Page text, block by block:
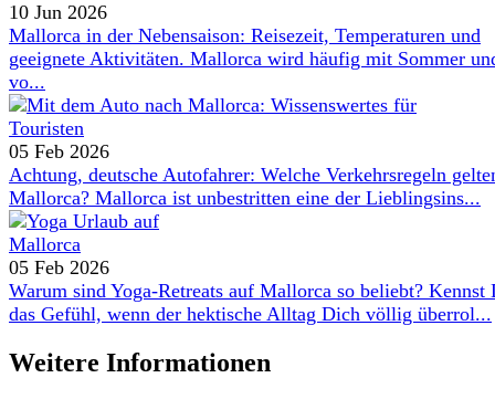
10 Jun 2026
Mallorca in der Nebensaison: Reisezeit, Temperaturen und
geeignete Aktivitäten. Mallorca wird häufig mit Sommer
vo...
05 Feb 2026
Achtung, deutsche Autofahrer: Welche Verkehrsregeln
Mallorca? Mallorca ist unbestritten eine der Lieblingsins...
05 Feb 2026
Warum sind Yoga-Retreats auf Mallorca so beliebt? Kennst
das Gefühl, wenn der hektische Alltag Dich völlig überrol...
Weitere Informationen